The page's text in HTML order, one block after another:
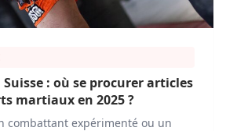
Suisse : où se procurer articles
martiaux en 2025 ?
combattant expérimenté ou un